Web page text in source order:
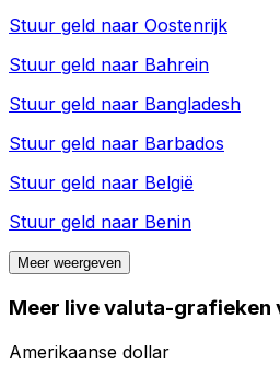
Stuur geld naar Oostenrijk
Stuur geld naar Bahrein
Stuur geld naar Bangladesh
Stuur geld naar Barbados
Stuur geld naar België
Stuur geld naar Benin
Meer weergeven
Meer live valuta-grafieken
Amerikaanse dollar